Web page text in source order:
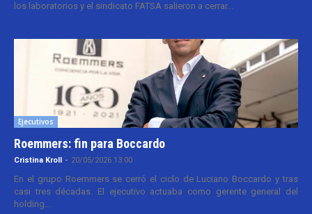
los laboratorios y el sindicato FATSA salieron a cerrar...
Ejecutivos
Roemmers: fin para Boccardo
Cristina Kroll - 20/05/2026 13:00
En el grupo Roemmers se cerró el ciclo de Luciano Boccardo y tras
casi tres décadas. El ejecutivo actuaba como gerente general del
holding...